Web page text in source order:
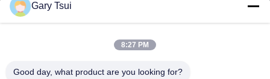
দ্রুত লিঙ্ক
আমাদের সম্পর্কে
কারখানা ভ্রমণ
মান নিয়ন্ত্রণ
Gary Tsui
8:27 PM
Good day, what product are you looking for?